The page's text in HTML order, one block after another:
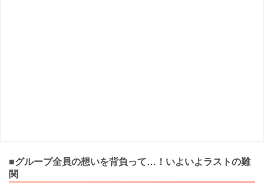
■グループ全員の想いを背負って…！いよいよラストの難
関